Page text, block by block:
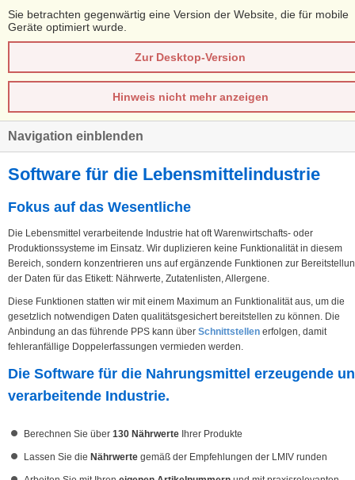
Sie betrachten gegenwärtig eine Version der Website, die für mobile
Geräte optimiert wurde.
Zur Desktop-Version
Hinweis nicht mehr anzeigen
Navigation einblenden
Software für die Lebensmittelindustrie
Fokus auf das Wesentliche
Die Lebensmittel verarbeitende Industrie hat oft Warenwirtschafts- oder
Produktionssysteme im Einsatz. Wir duplizieren keine Funktionalität in diesem
Bereich, sondern konzentrieren uns auf ergänzende Funktionen zur
der Daten für das Etikett: Nährwerte, Zutatenlisten, Allergene.
Diese Funktionen statten wir mit einem Maximum an Funktionalität aus, um die
gesetzlich notwendigen Daten qualitätsgesichert bereitstellen zu können. Die
Anbindung an das führende PPS kann über Schnittstellen erfolgen, damit
fehleranfällige Doppelerfassungen vermieden werden.
Die Software für die Nahrungsmittel erzeugende
verarbeitende Industrie.
Berechnen Sie über 130 Nährwerte Ihrer Produkte
Lassen Sie die Nährwerte gemäß der Empfehlungen der LMIV runden